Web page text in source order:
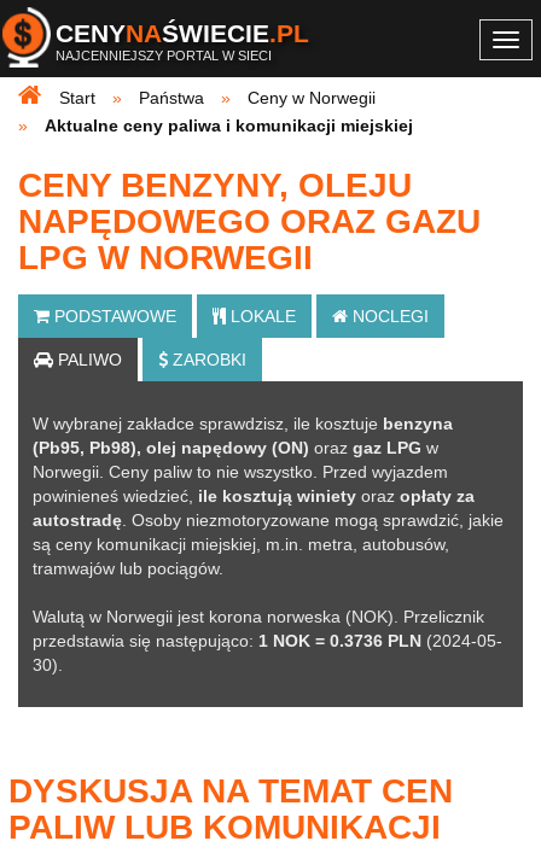
CENYNAŚWIECIE.PL
NAJCENNIEJSZY PORTAL W SIECI
Start
Państwa
Ceny w Norwegii
Aktualne ceny paliwa i komunikacji miejskiej
CENY BENZYNY, OLEJU
NAPĘDOWEGO ORAZ GAZU
LPG W NORWEGII
PODSTAWOWE LOKALE NOCLEGI
PALIWO ZAROBKI
W wybranej zakładce sprawdzisz, ile kosztuje benzyna
(Pb95, Pb98), olej napędowy (ON) oraz gaz LPG w
Norwegii. Ceny paliw to nie wszystko. Przed wyjazdem
powinieneś wiedzieć, ile kosztują winiety oraz opłaty za
autostradę . Osoby niezmotoryzowane mogą sprawdzić, jakie
są ceny komunikacji miejskiej, m.in. metra, autobusów,
tramwajów lub pociągów.
Walutą w Norwegii jest korona norweska (NOK). Przelicznik
przedstawia się następująco: 1 NOK = 0.3736 PLN (2024-05-
30).
DYSKUSJA NA TEMAT CEN
PALIW LUB KOMUNIKACJI